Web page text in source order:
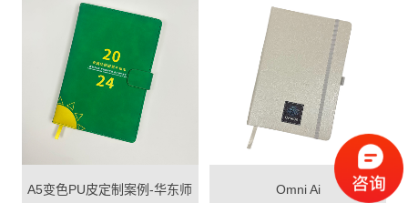
A5变色PU皮定制案例-华东师
Omni Ai